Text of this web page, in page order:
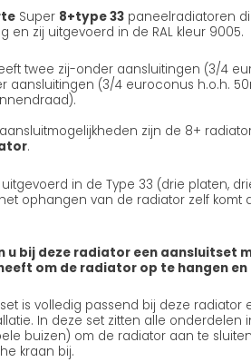
Super 8+type 33 paneelradiatoren
en zij uitgevoerd in de RAL kleur 9005.
twee zij-onder aansluitingen (3/4
aansluitingen (3/4 euroconus h.o.h.
zijn de 8+
.
in de Type 33 (drie platen,
ophangen van de radiator zelf komt
u bij deze radiator een aansluitset
om de radiator op te hangen
is volledig passend bij deze
In deze set zitten alle onderdelen
buizen) om de radiator aan te
kraan bij.